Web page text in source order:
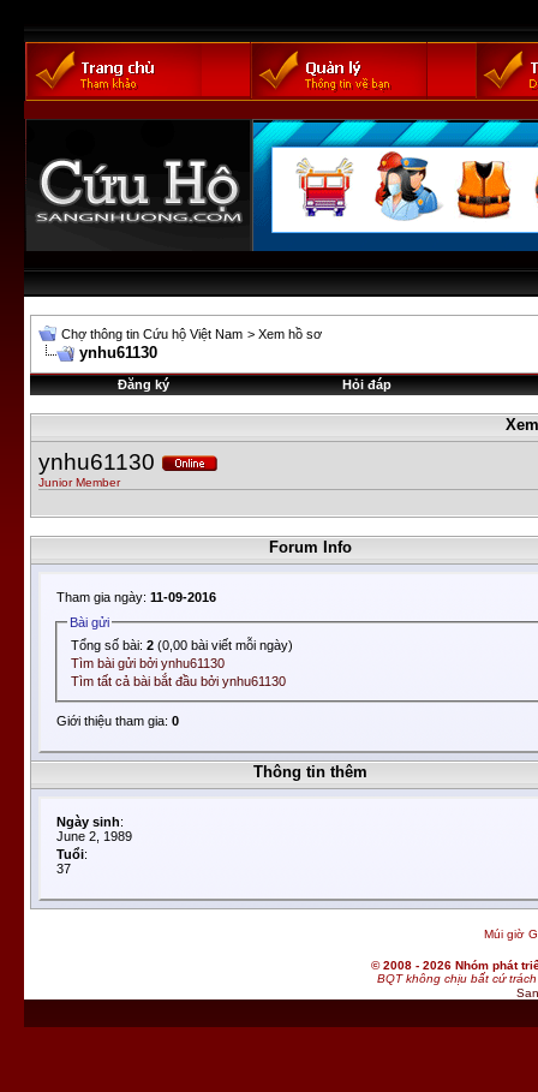
Chợ thông tin Cứu hộ Việt Nam > Xem hồ sơ
ynhu61130
Đăng ký Hỏi đáp
ynhu61130
Junior Member
Forum Info
Tham gia ngày: 11-09-2016
Bài gửi
Tổng số bài:2 (0,00 bài viết mỗi ngày)
Tìm bài gửi bởi ynhu61130
Tìm tất cả bài bắt đầu bởi ynhu61130
Giới thiệu tham gia: 0
Thông tin thêm
Ngày sinh:
June 2, 1989
Tuổi:
37
Múi giờ
© 2008 - 2026 Nhóm phát
BQT không chịu bất cứ